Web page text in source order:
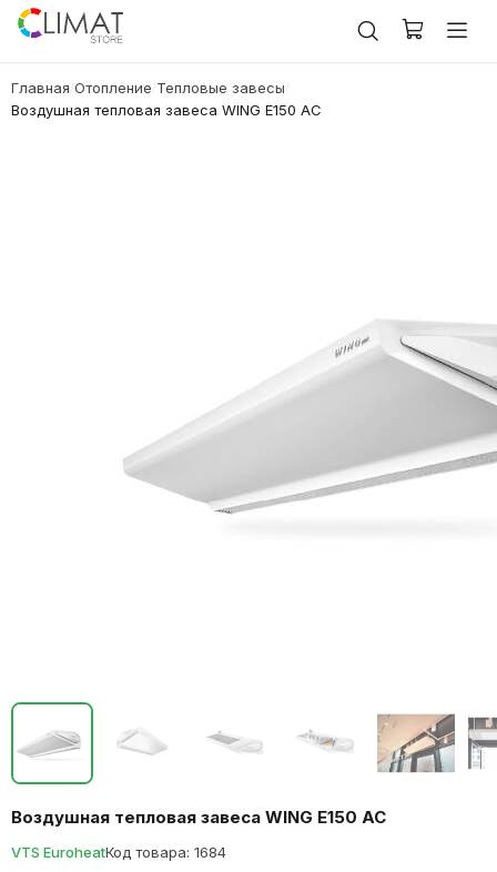
Главная Отопление Тепловые завесы
Воздушная тепловая завеса WING E150 AC
Воздушная тепловая завеса WING E150 AC
VTS EuroheatКод товара: 1684